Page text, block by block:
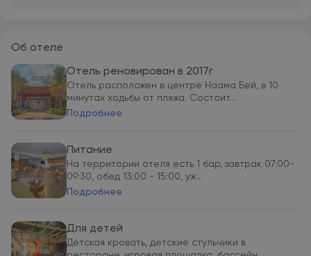
Об отеле
Отель реновирован в 2017г
Отель расположен в центре Наама Бей, в 10
минутах ходьбы от пляжа. Состоит...
Подробнее
Питание
На территории отеля есть 1 бар, завтрак 07:00-
09:30, обед 13:00 - 15:00, уж...
Подробнее
Для детей
Детская кровать, детские стульчики в